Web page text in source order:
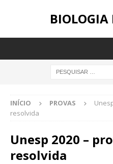
BIOLOGIA
INÍCIO PROVAS
resolvida
Unesp 2020 –
resolvida